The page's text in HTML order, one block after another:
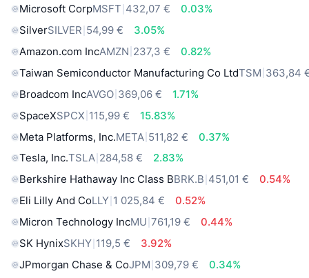
Microsoft CorpMSFT 432,07 €
0.03%
SilverSILVER 54,99 €
3.05%
Amazon.com IncAMZN 237,3 €
0.82%
Taiwan Semiconductor Manufacturing Co LtdTSM 363,84
Broadcom IncAVGO 369,06 €
1.71%
SpaceXSPCX 115,99 €
15.83%
Meta Platforms, Inc.META 511,82 €
0.37%
Tesla, Inc.TSLA 284,58 €
2.83%
Berkshire Hathaway Inc Class BBRK.B 451,01 €
0.54%
Eli Lilly And CoLLY 1 025,84 €
0.52%
Micron Technology IncMU 761,19 €
0.44%
SK HynixSKHY 119,5 €
3.92%
JPmorgan Chase & CoJPM 309,79 €
0.34%